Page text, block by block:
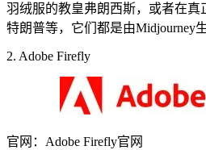
羽绒服的教皇弗朗西斯，或者在真
特朗普等，它们都是由Midjourney
2. Adobe Firefly
官网：Adobe Firefly官网